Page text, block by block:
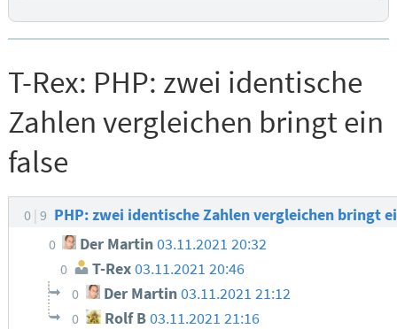
T-Rex: PHP: zwei identische
Zahlen vergleichen bringt ein
false
0 9 PHP: zwei identische Zahlen vergleichen bringt
0 Der Martin03.11.2021 20:32
0 T-Rex 03.11.2021 20:46
0 Der Martin03.11.2021 21:12
0 Rolf B 03.11.2021 21:16